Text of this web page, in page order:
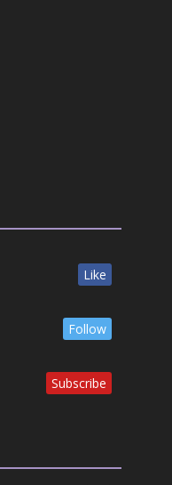
Like
Follow
Subscribe